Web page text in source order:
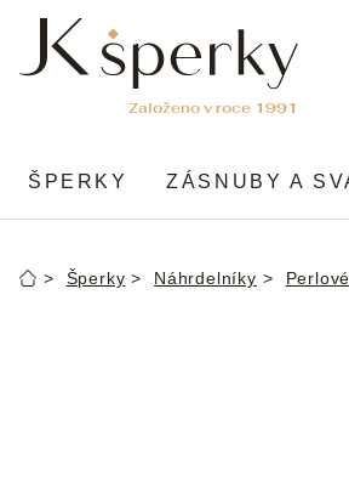
obsah
ŠPERKY ZÁSNUBY A
DomůŠperky Náhrdelníky